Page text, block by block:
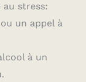
au stress:
un appel à
à un